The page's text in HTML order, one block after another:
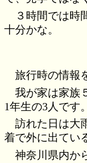
３時間では時
十分かな。
旅行時の情報
我が家は家族
1年生の3人です。
訪れた日は大
着で外に出てい
神奈川県内か